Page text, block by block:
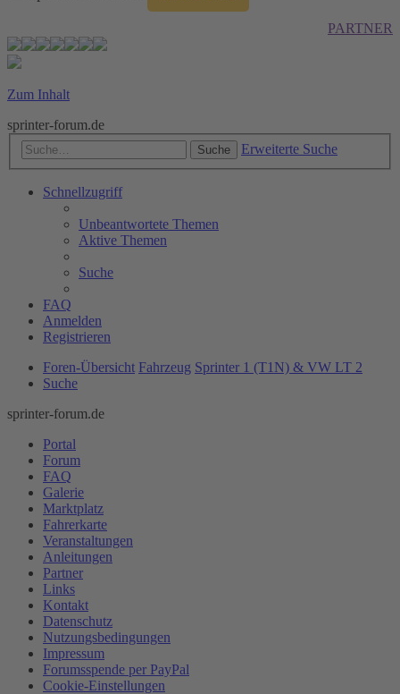
PARTNER
Zum Inhalt
sprinter-forum.de
Suche Erweiterte Suche
Schnellzugriff
Unbeantwortete Themen
Aktive Themen
Suche
FAQ
Anmelden
Registrieren
Foren-Übersicht Fahrzeug Sprinter 1 (T1N) & VW LT 2
Suche
sprinter-forum.de
Portal
Forum
FAQ
Galerie
Marktplatz
Fahrerkarte
Veranstaltungen
Anleitungen
Partner
Links
Kontakt
Datenschutz
Nutzungsbedingungen
Impressum
Forumsspende per PayPal
Cookie-Einstellungen